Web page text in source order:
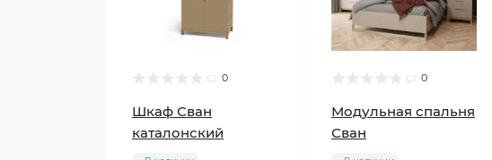
0
Шкаф Сван
каталонский
0
Модульная спальня
Сван